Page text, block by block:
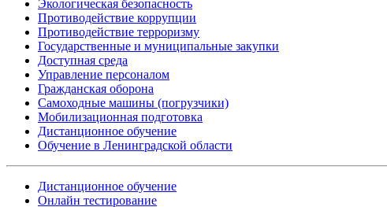
Экологическая безопасность
Противодействие коррупции
Противодействие терроризму
Государственные и муниципальные закупки
Доступная среда
Управление персоналом
Гражданская оборона
Самоходные машины (погрузчики)
Мобилизационная подготовка
Дистанционное обучение
Обучение в Ленинградской области
Дистанционное обучение
Онлайн тестирование